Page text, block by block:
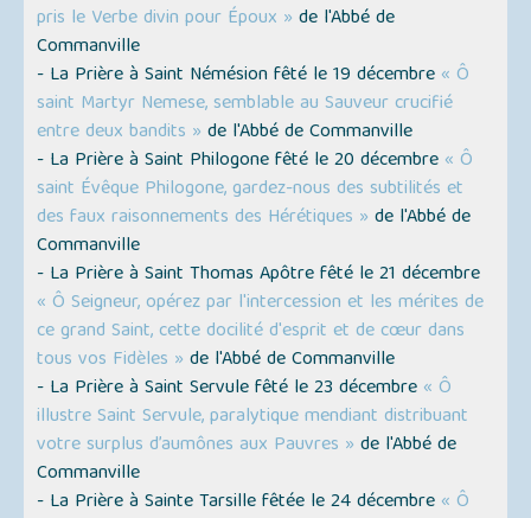
pris le Verbe divin pour Époux » de l'Abbé de
Commanville
- La Prière à Saint Némésion fêté le 19 décembre « Ô
saint Martyr Nemese, semblable au Sauveur crucifié
entre deux bandits » de l'Abbé de Commanville
- La Prière à Saint Philogone fêté le 20 décembre « Ô
saint Évêque Philogone, gardez-nous des subtilités et
des faux raisonnements des Hérétiques » de l'Abbé de
Commanville
- La Prière à Saint Thomas Apôtre fêté le 21 décembre
« Ô Seigneur, opérez par l'intercession et les mérites de
ce grand Saint, cette docilité d'esprit et de cœur dans
tous vos Fidèles » de l'Abbé de Commanville
- La Prière à Saint Servule fêté le 23 décembre « Ô
illustre Saint Servule, paralytique mendiant distribuant
votre surplus d’aumônes aux Pauvres » de l'Abbé de
Commanville
- La Prière à Sainte Tarsille fêtée le 24 décembre « Ô